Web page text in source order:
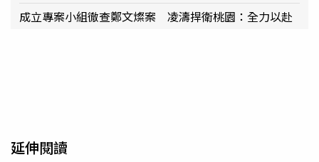
成立專案小組徹查鄭文燦案 凌濤捍衛桃園：全力以赴
延伸閱讀